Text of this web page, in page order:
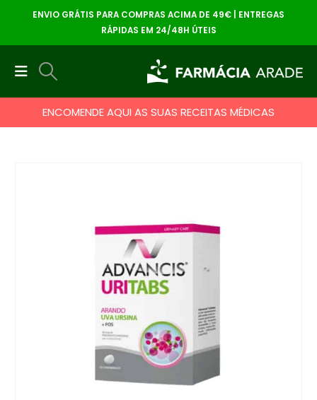
ENVIO GRÁTIS PARA COMPRAS ACIMA DE 49€ | ENTREGAS
RÁPIDAS EM 24/48H ÚTEIS
ENCOMENDE AQUI AS SUAS RECEITAS MÉDICAS